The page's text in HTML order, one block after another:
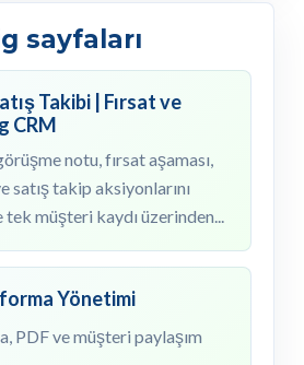
sayfaları
Takibi | Fırsat ve
CRM
notu, fırsat aşaması,
satış takip aksiyonlarını
müşteri kaydı üzerinden...
Yönetimi
PDF ve müşteri paylaşım